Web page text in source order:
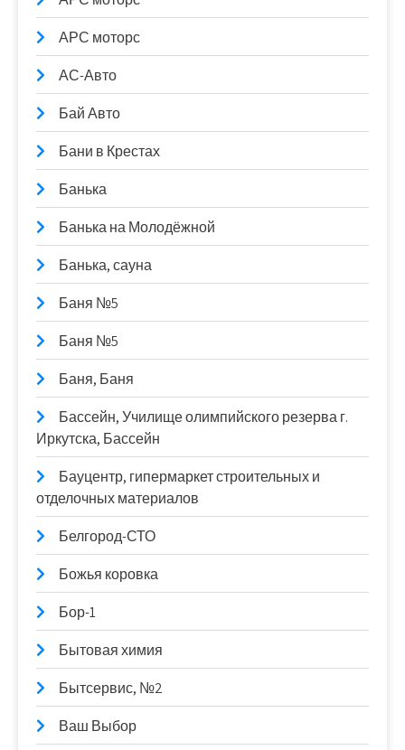
АРС моторс
АС-Авто
Бай Авто
Бани в Крестах
Банька
Банька на Молодёжной
Банька, сауна
Баня №5
Баня №5
Баня, Баня
Бассейн, Училище олимпийского резерва г.
Иркутска, Бассейн
Бауцентр, гипермаркет строительных и
отделочных материалов
Белгород-СТО
Божья коровка
Бор-1
Бытовая химия
Бытсервис, №2
Ваш Выбор